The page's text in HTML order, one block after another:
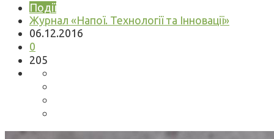
Події
Журнал «Напої. Технології та Інновації»
06.12.2016
0
205